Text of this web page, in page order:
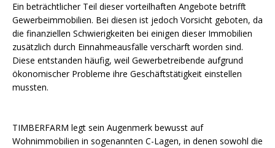
Ein beträchtlicher Teil dieser vorteilhaften Angebote betrifft
Gewerbeimmobilien. Bei diesen ist jedoch Vorsicht geboten, da
die finanziellen Schwierigkeiten bei einigen dieser Immobilien
zusätzlich durch Einnahmeausfälle verschärft worden sind.
Diese entstanden häufig, weil Gewerbetreibende aufgrund
ökonomischer Probleme ihre Geschäftstätigkeit einstellen
mussten.
TIMBERFARM legt sein Augenmerk bewusst auf
Wohnimmobilien in sogenannten C-Lagen, in denen sowohl die